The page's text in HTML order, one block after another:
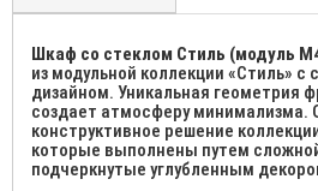
Шкаф со стеклом Стиль (модуль
из модульной коллекции «Стиль»
дизайном. Уникальная геометрия
создает атмосферу минимализма.
конструктивное решение
которые выполнены путем
подчеркнутые углубленным